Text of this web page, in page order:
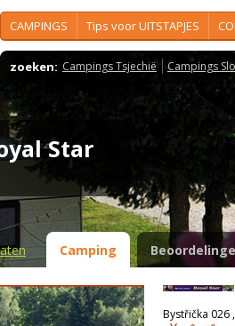
CAMPINGS Tips voor UITSTAPJES
zoeken: Campings Tsjechië Campings
Star
Camping
Bystřička 026